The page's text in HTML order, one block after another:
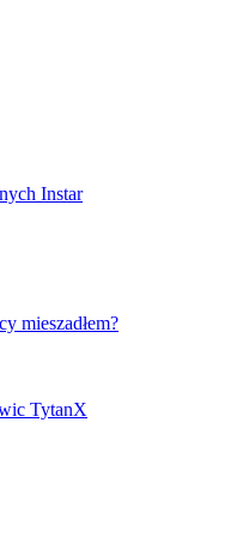
Instar
mieszadłem?
TytanX